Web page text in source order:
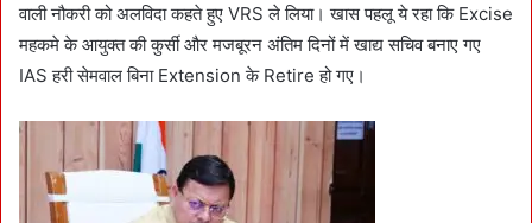
i
l
वाली नौकरी को अलविदा कहते हुए VRS ले लिया। खास पहलू ये रहा कि Excise
महकमे के आयुक्त की कुर्सी और मजबूरन अंतिम दिनों में खाद्य सचिव बनाए गए
IAS हरी सेमवाल बिना Extension के Retire हो गए।